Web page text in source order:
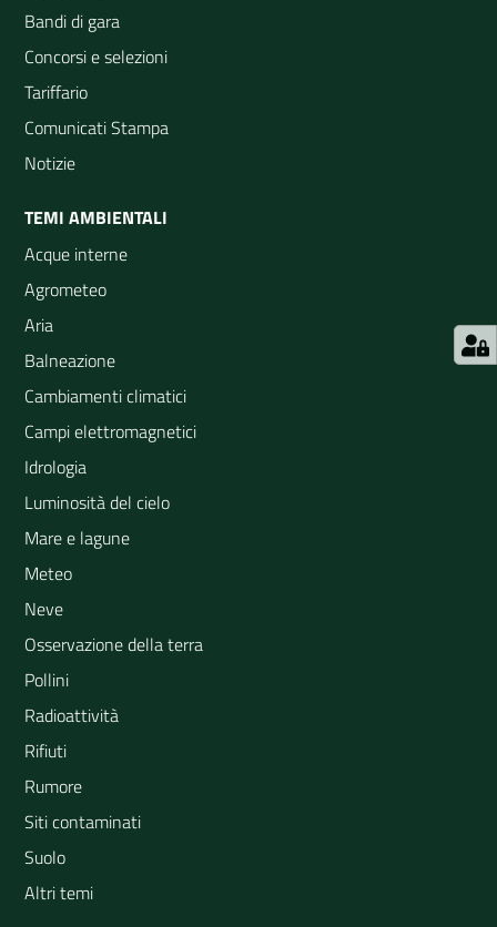
Bandi di gara
Concorsi e selezioni
Tariffario
Comunicati Stampa
Notizie
TEMI AMBIENTALI
Acque interne
Agrometeo
Aria
Balneazione
Cambiamenti climatici
Campi elettromagnetici
Idrologia
Luminosità del cielo
Mare e lagune
Meteo
Neve
Osservazione della terra
Pollini
Radioattività
Rifiuti
Rumore
Siti contaminati
Suolo
Altri temi